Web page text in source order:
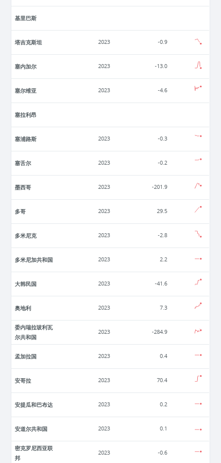
基里巴斯
塔吉克斯坦 2023 -0.9
塞内加尔 2023 -13.0
塞尔维亚 2023 -4.6
塞拉利昂
塞浦路斯 2023 -0.3
塞舌尔 2023 -0.2
墨西哥 2023 -201.9
多哥 2023 29.5
多米尼克 2023 -2.8
多米尼加共和国 2023 2.2
大韩民国 2023 -41.6
奥地利 2023 7.3
委内瑞拉玻利瓦
尔共和国
2023 -284.9
孟加拉国 2023 0.4
安哥拉 2023 70.4
安提瓜和巴布达 2023 0.2
安道尔共和国 2023 0.1
密克罗尼西亚联
邦
2023 -0.6